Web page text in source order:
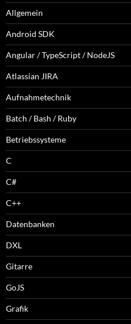
Allgemein
Android SDK
Angular / TypeScript / NodeJS
Atlassian JIRA
Aufnahmetechnik
Batch / Bash / Ruby
Betriebssysteme
C
C#
C++
Datenbanken
DXL
Gitarre
GoJS
Grafik